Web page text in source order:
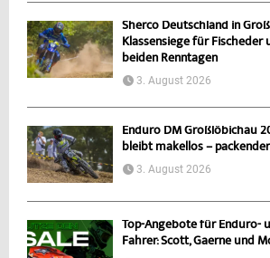
Sherco Deutschland in
Klassensiege für Fischeder
beiden Renntagen
3. August 2026
Enduro DM Großlöbichau
bleibt makellos –
3. August 2026
Top-Angebote für Enduro-
Fahrer: Scott, Gaerne und